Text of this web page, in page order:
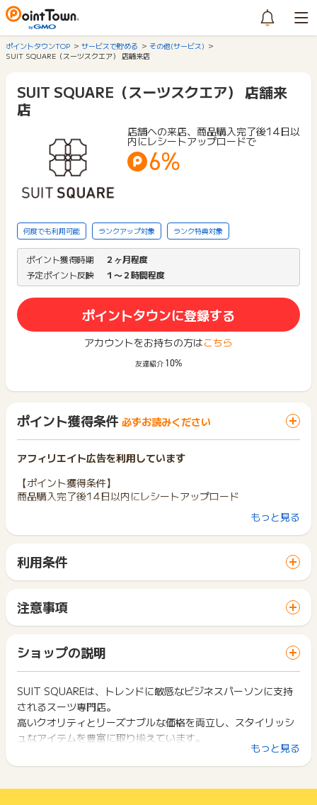
ポイントタウンTOP サービスで貯める
その他(サービス)
SUIT SQUARE（スーツスクエア） 店舗来店
SUIT SQUARE（スーツスクエア） 店舗来
店
店舗への来店、商品購入完了後14日以
内にレシートアップロードで
6%
何度でも利用可能 ランクアップ対象 ランク特典対象
ポイント獲得時期
２ヶ月程度
予定ポイント反映
１〜２時間程度
ポイントタウンに登録する
アカウントをお持ちの方はこちら
友達紹介 10%
ポイント獲得条件 必ずお読みください
アフィリエイト広告を利用しています
【ポイント獲得条件】
商品購入完了後14日以内にレシートアップロード
※店舗リスト以外からの購入
※購入から15日以上経過したレシート
※商品購入後、キャンセル・返品がされた場合
【お問い合わせ必要情報】
店舗名＋購入日＋店舗コード＋取引No
※取引Noは、レシート下にあるレジNoの横にある7桁の数字
レシート画像を添付いただくとスムーズです
※ポイントに関するお問い合わせは、ポイントタウンのサポート
までお問い合わせください。ポイントについて、広告主に直接
お問い合わせをした場合、ポイント獲得対象外となる場合がご
ざいます。
もっと見る
利用条件
サイトに移動してからお申し込みやお買い物が完了するまでの
間に、同じブラウザ（※）で他のサイトに移動した場合はポイン
ト獲得ができません。
「 サイトへ行ってポイントGET 」ボタンを押した時とサービ
ス・お買い物利用時で、デバイス・ブラウザが異なる場合はポ
イント獲得ができません。
2回以上同じお買い物・サービスをご利用される場合は、毎回
ポイントタウンに戻り、「 サイトへ行ってポイントGET 」ボ
タンを押してからご利用ください。
下記の事項に該当する場合、広告主側で対象外とみなし、「獲
い物を複数回ご利用された場合
注意事項
一部のサービスにつきましては、1商品につき10円単位の金額
は切り捨てとなります。
ポイント獲得が1ポイント未満のものは切り捨てとなり、ポイ
ント履歴には記載されません。
原則として広告主側のポイント等を利用して支払われた金額分
につきましては、ポイントタウンのポイント獲得の対象には含
まれません。
広告主が運営しているサービスの都合もしくは会員様の都合で
商品の交換や一部でもキャンセルされた場合、ポイントが無効
になる可能性もございます。
ショップの説明
SUIT SQUAREは、トレンドに敏感なビジネスパーソンに支持
されるスーツ専門店。
高いクオリティとリーズナブルな価格を両立し、スタイリッシ
ュなアイテムを豊富に取り揃えています。
既製スーツからオーダーまで幅広く対応し、スタッフが丁寧に
ご提案。
もっと見る